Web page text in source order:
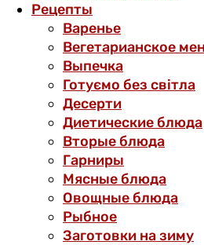
Рецепты
Варенье
Вегетарианское
Выпечка
Готуємо без світла
Десерти
Диетические блюда
Вторые блюда
Гарниры
Мясные блюда
Овощные блюда
Рыбное
Заготовки на зиму